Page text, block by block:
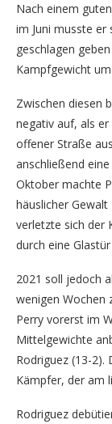
Nach einem
im Juni musste er
geschlagen
Kampfgewicht
Zwischen diesen
negativ auf, als
offener Straße
anschließend
Oktober machte
häuslicher
verletzte sich der
durch eine
2021 soll jedoch
wenigen Wochen
Perry vorerst im
Mittelgewichte
Rodriguez (13-2).
Kämpfer, der am
Rodriguez